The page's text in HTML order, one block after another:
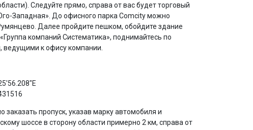
Следуйте прямо, справа от вас будет торговый
Западная». До офисного парка Comcity можно
Далее пройдите пешком, обойдите здание
компаний Систематика», поднимайтесь по
ведущими к офису компании.
пропуск, указав марку автомобиля и
шоссе в сторону области примерно 2 км, справа от